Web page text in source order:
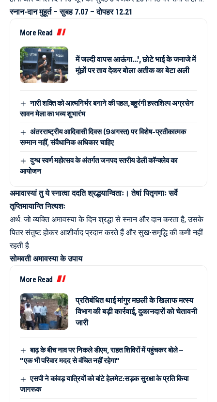
स्नान-दान मुहूर्त – सुबह 7.07 – दोपहर 12.21
More Read
में जल्दी वापस आऊंगा…', छोटे भाई के जनाजे में
मूंछों पर ताव देकर बोला अतीक का बेटा अली
नारी शक्ति को आत्मनिर्भर बनाने की पहल,बहुरंगी हस्तशिल्प अग्रसेन
सावन मेला का भव्य शुभारंभ
अंतरराष्ट्रीय आदिवासी दिवस (9अगस्त) पर विशेष-प्रतीकात्मक
सम्मान नहीं, संवैधानिक अधिकार चाहिए
दुग्ध स्वर्ण महोत्सव के अंतर्गत जनपद स्तरीय डेली कॉन्क्लेव का
आयोजन
अमावास्यां तु ये स्नात्वा ददति श्रद्धयान्विताः। तेषां पितृगणाः सर्वे
तृप्तिमायान्ति नित्यशः
अर्थ: जो व्यक्ति अमावस्या के दिन श्रद्धा से स्नान और दान करता है, उसके
पितर संतुष्ट होकर आशीर्वाद प्रदान करते हैं और सुख-समृद्धि की कमी नहीं
रहती है.
सोमवती अमावस्या के उपाय
More Read
प्रतिबंधित थाई मांगुर मछली के खिलाफ मत्स्य
विभाग की बड़ी कार्रवाई, दुकानदारों को चेतावनी
जारी
बाढ़ के बीच नाव पर निकले डीएम, राहत शिविरों में पहुंचकर बोले –
"एक भी परिवार मदद से वंचित नहीं रहेगा"
एसपी ने कांवड़ यात्रियों को बांटे हेलमेट:सड़क सुरक्षा के प्रति किया
जागरूक